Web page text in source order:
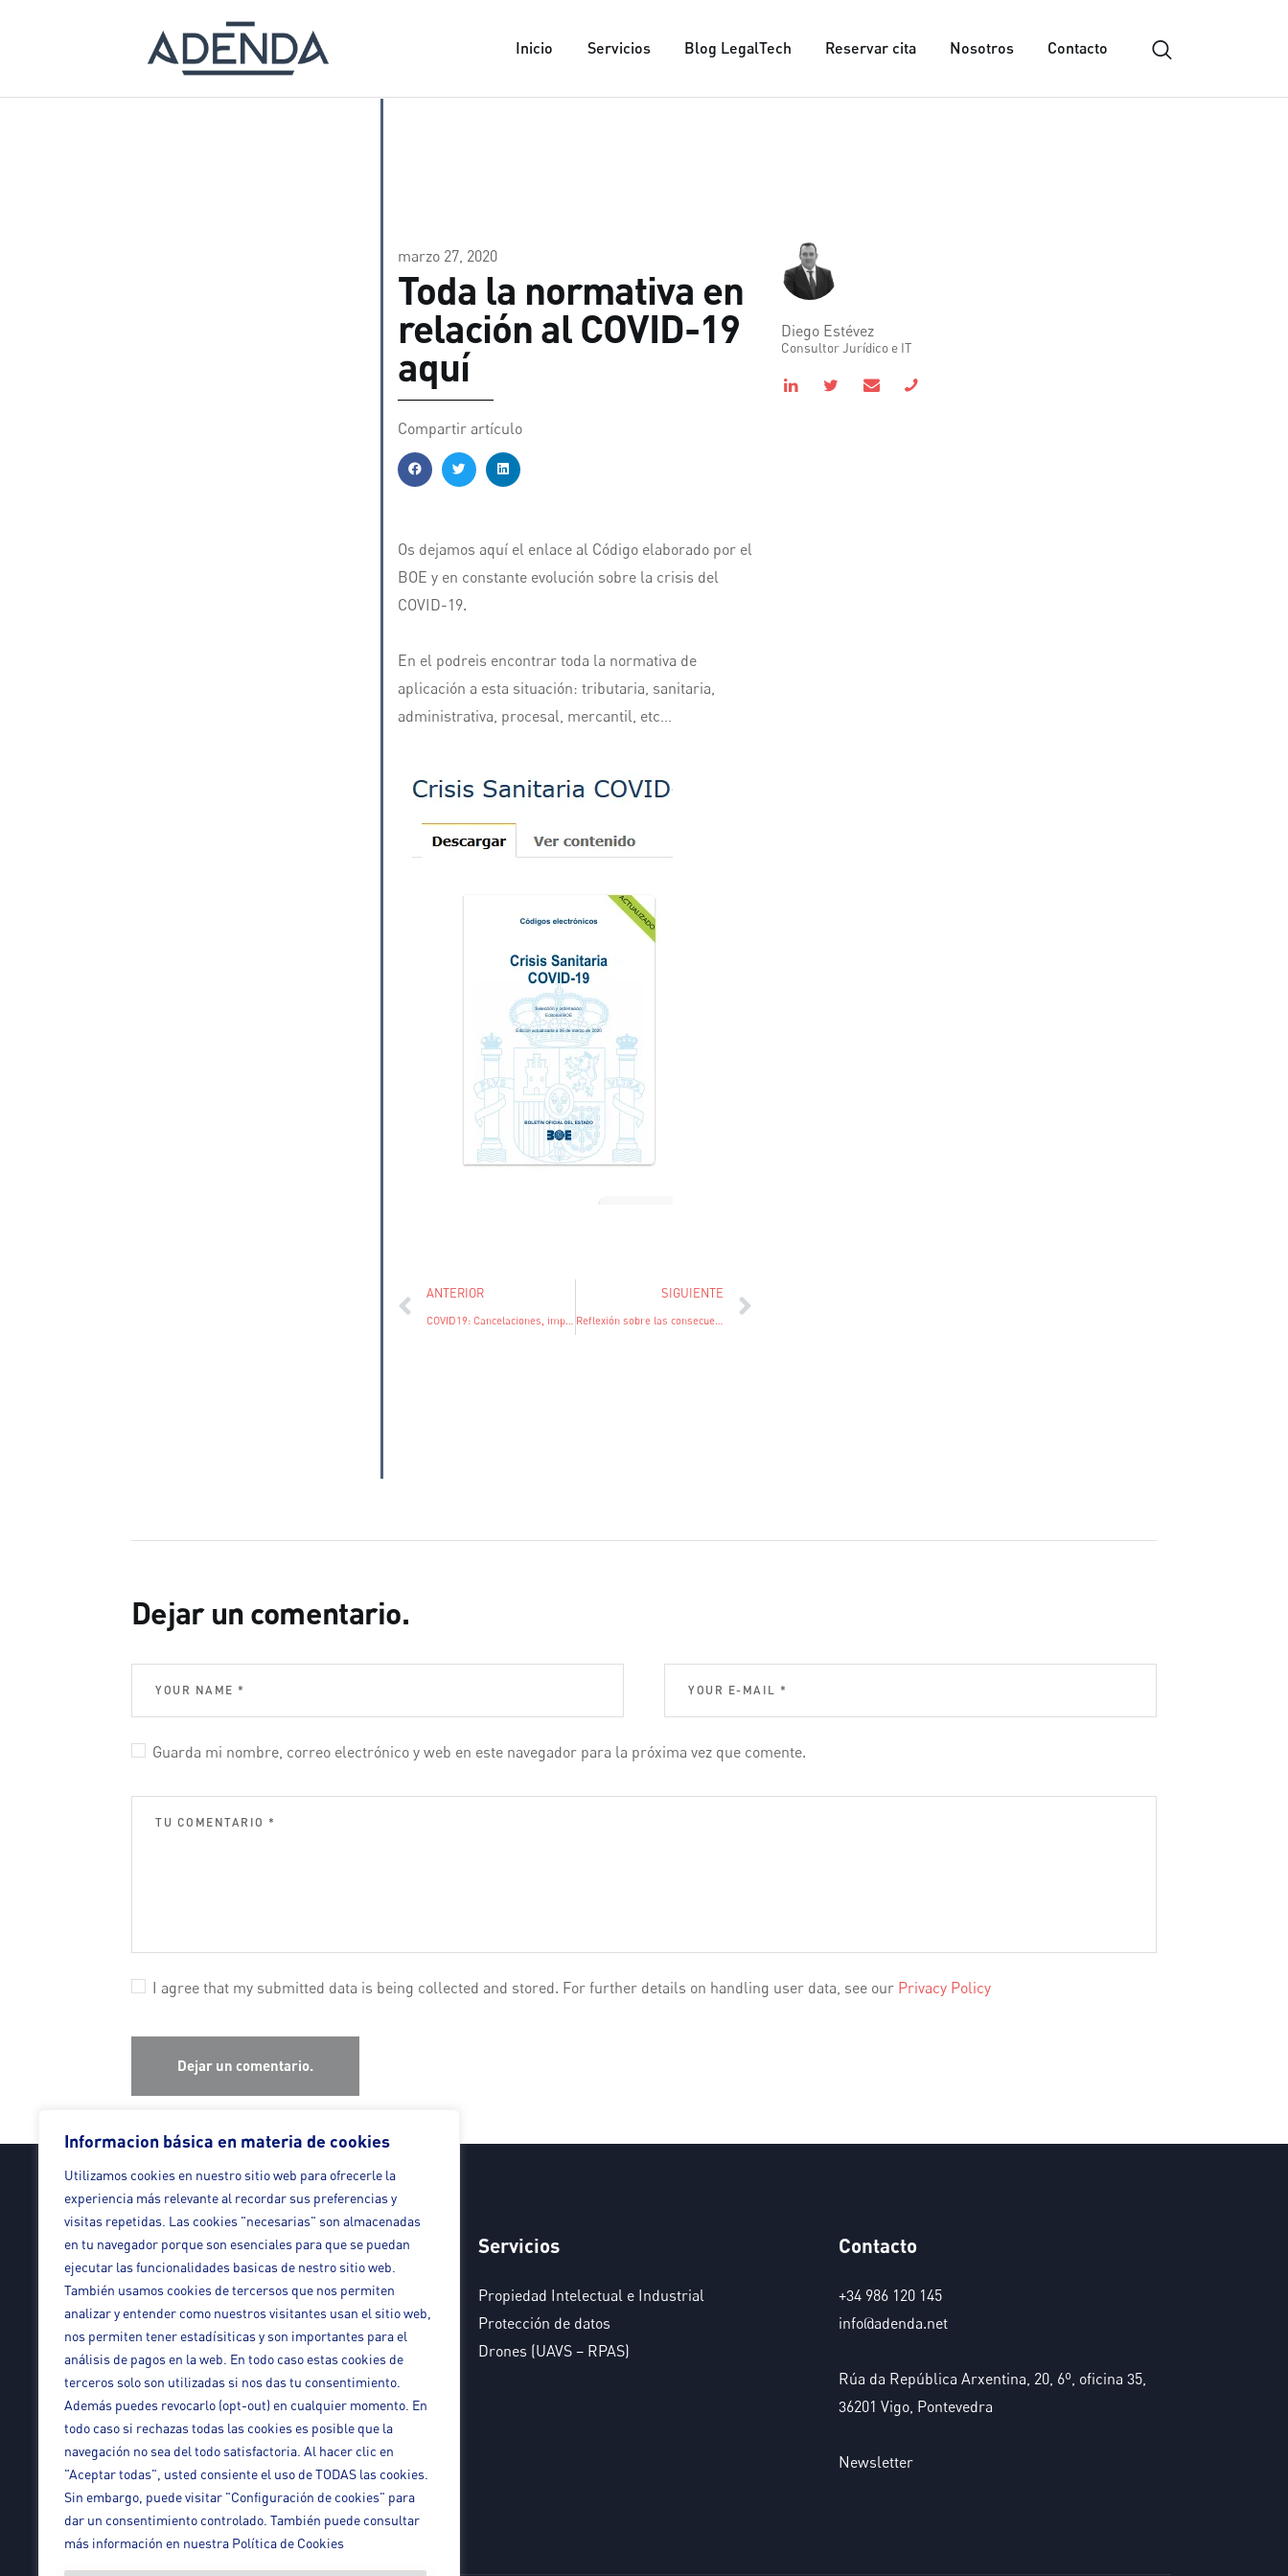
Informacion básica en materia de cookies
Utilizamos cookies en nuestro sitio web para ofrecerle la
experiencia más relevante al recordar sus preferencias y
visitas repetidas. Las cookies "necesarias" son almacenadas
en tu navegador porque son esenciales para que se puedan
ejecutar las funcionalidades basicas de nestro sitio web.
También usamos cookies de tercersos que nos permiten
analizar y entender como nuestros visitantes usan el sitio web,
nos permiten tener estadísiticas y son importantes para el
análisis de pagos en la web. En todo caso estas cookies de
terceros solo son utilizadas si nos das tu consentimiento.
Además puedes revocarlo (opt-out) en cualquier momento. En
todo caso si rechazas todas las cookies es posible que la
navegación no sea del todo satisfactoria. Al hacer clic en
"Aceptar todas", usted consiente el uso de TODAS las cookies.
Sin embargo, puede visitar "Configuración de cookies" para
dar un consentimiento controlado. También puede consultar
más información en nuestra Política de Cookies
Inicio Servicios Blog LegalTech Reservar cita Nosotros Contacto
CONTACTO
marzo 27, 2020
Toda la normativa en
relación al COVID-19
aquí
Compartir artículo
Os dejamos aquí el enlace al Código elaborado por el
BOE y en constante evolución sobre la crisis del
COVID-19.
En el podreis encontrar toda la normativa de
aplicación a esta situación: tributaria, sanitaria,
administrativa, procesal, mercantil, etc…
ANTERIOR
COVID19: Cancelaciones, impago de obligaciones, imposibilidad de ejecutar contratos…
SIGUIENTE
Reflexión sobre las consecuencias de la suspensión de los contratos de servicios de tracto sucesivo: ¿Indemnización o ERTE?
Diego Estévez
Consultor Jurídico e IT
Dejar un comentario.
Guarda mi nombre, correo electrónico y web en este navegador para la próxima vez que comente.
I agree that my submitted data is being collected and stored. For further details on handling user data, see our Privacy Policy
Legal
Aviso Legal
Política de Privacidad
Condiciones de venta de servicios
Política de cookies
Servicios
Propiedad Intelectual e Industrial
Protección de datos
Drones (UAVS – RPAS)
Contacto
+34 986 120 145
info@adenda.net
Rúa da República Arxentina, 20, 6º, oficina 35,
36201 Vigo, Pontevedra
Newsletter